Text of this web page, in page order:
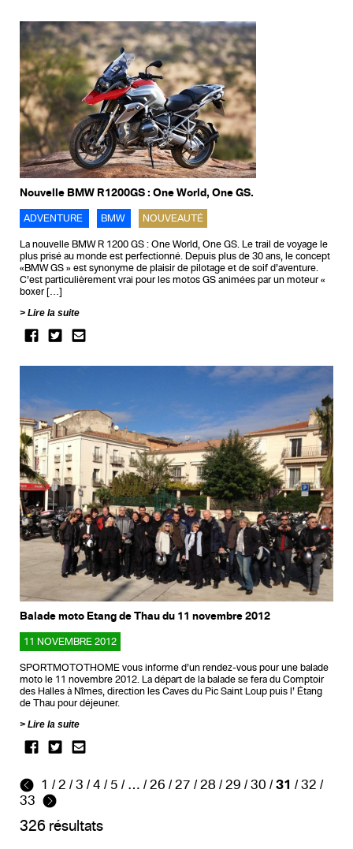
Nouvelle BMW R1200GS : One World, One GS.
ADVENTURE BMW NOUVEAUTÉ
La nouvelle BMW R 1200 GS : One World, One GS. Le trail de voyage le
plus prisé au monde est perfectionné. Depuis plus de 30 ans, le concept
«BMW GS » est synonyme de plaisir de pilotage et de soif d’aventure.
C’est particulièrement vrai pour les motos GS animées par un moteur «
boxer […]
Lire la suite
Balade moto Etang de Thau du 11 novembre 2012
11 NOVEMBRE 2012
SPORTMOTOTHOME vous informe d’un rendez-vous pour une balade
moto le 11 novembre 2012. La départ de la balade se fera du Comptoir
des Halles à Nîmes, direction les Caves du Pic Saint Loup puis l’ Étang
de Thau pour déjeuner.
Lire la suite
1 /2 /3 /4 /5 / … /26 /27 /28 /29 /30 /31 /32 /
33
326 résultats